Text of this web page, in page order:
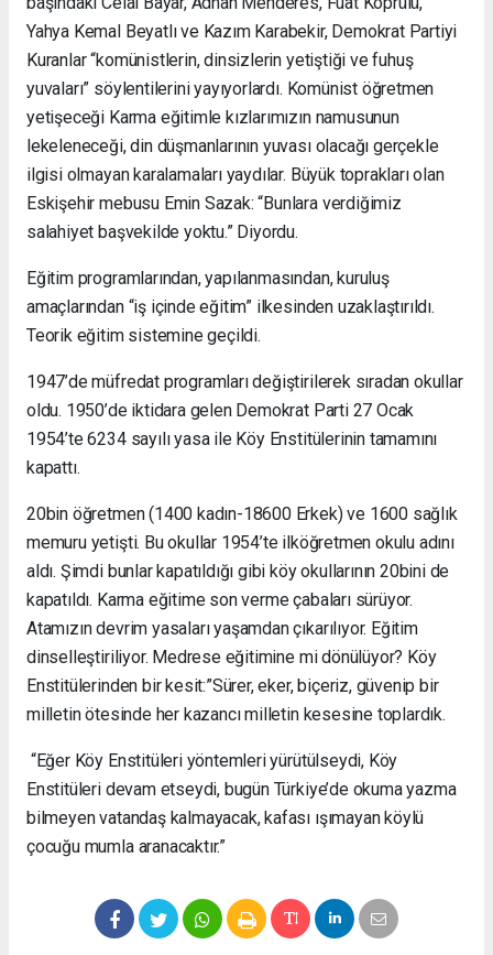
Yahya Kemal Beyatlı ve Kazım Karabekir, Demokrat Partiyi
Kuranlar “komünistlerin, dinsizlerin yetiştiği ve fuhuş
yuvaları” söylentilerini yayıyorlardı. Komünist öğretmen
yetişeceği Karma eğitimle kızlarımızın namusunun
lekeleneceği, din düşmanlarının yuvası olacağı gerçekle
ilgisi olmayan karalamaları yaydılar. Büyük toprakları olan
Eskişehir mebusu Emin Sazak: “Bunlara verdiğimiz
salahiyet başvekilde yoktu.” Diyordu.
Eğitim programlarından, yapılanmasından, kuruluş
amaçlarından “iş içinde eğitim” ilkesinden uzaklaştırıldı.
Teorik eğitim sistemine geçildi.
1947’de müfredat programları değiştirilerek sıradan okullar
oldu. 1950’de iktidara gelen Demokrat Parti 27 Ocak
1954’te 6234 sayılı yasa ile Köy Enstitülerinin tamamını
kapattı.
20bin öğretmen (1400 kadın-18600 Erkek) ve 1600 sağlık
memuru yetişti. Bu okullar 1954’te ilköğretmen okulu adını
aldı. Şimdi bunlar kapatıldığı gibi köy okullarının 20bini de
kapatıldı. Karma eğitime son verme çabaları sürüyor.
Atamızın devrim yasaları yaşamdan çıkarılıyor. Eğitim
dinselleştiriliyor. Medrese eğitimine mi dönülüyor? Köy
Enstitülerinden bir kesit:”Sürer, eker, biçeriz, güvenip bir
milletin ötesinde her kazancı milletin kesesine toplardık.
“Eğer Köy Enstitüleri yöntemleri yürütülseydi, Köy
Enstitüleri devam etseydi, bugün Türkiye’de okuma yazma
bilmeyen vatandaş kalmayacak, kafası ışımayan köylü
çocuğu mumla aranacaktır.”